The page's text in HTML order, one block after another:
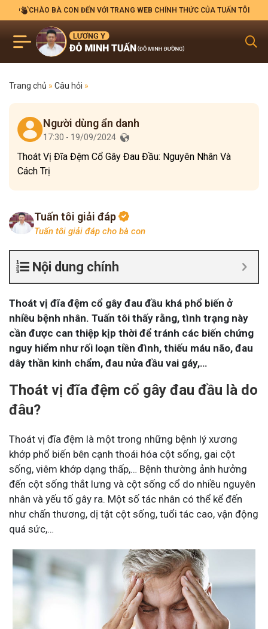
CHÀO BÀ CON ĐẾN VỚI TRANG WEB CHÍNH THỨC CỦA TUẤN TÔI
Trang chủ » Câu hỏi »
Người dùng ẩn danh
17:30 - 19/09/2024
Thoát Vị Đĩa Đệm Cổ Gây Đau Đầu: Nguyên Nhân Và
Cách Trị
Tuấn tôi giải đáp
Tuấn tôi giải đáp cho bà con
Nội dung chính
Thoát vị đĩa đệm cổ gây đau đầu khá phổ biến ở
nhiều bệnh nhân. Tuấn tôi thấy rằng, tình trạng này
cần được can thiệp kịp thời để tránh các biến chứng
nguy hiểm như rối loạn tiền đình, thiếu máu não, đau
dây thần kinh chẩm, đau nửa đầu vai gáy,…
Thoát vị đĩa đệm cổ gây đau đầu là do
đâu?
Thoát vị đĩa đệm là một trong những bệnh lý xương
khớp phổ biến bên cạnh thoái hóa cột sống, gai cột
sống, viêm khớp dạng thấp,… Bệnh thường ảnh hưởng
đến cột sống thắt lưng và cột sống cổ do nhiều nguyên
nhân và yếu tố gây ra. Một số tác nhân có thể kể đến
như chấn thương, dị tật cột sống, tuổi tác cao, vận động
quá sức,…